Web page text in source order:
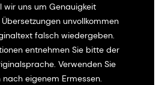
wir uns um Genauigkeit
unvollkommen
falsch wiedergeben.
entnehmen Sie bitte der
Verwenden Sie
nach eigenem Ermessen.